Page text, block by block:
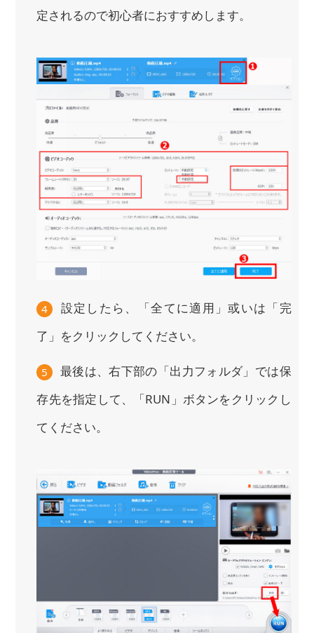
定されるので初心者におすすめします。
4
設定したら、「全てに適用」或いは「完
了」をクリックしてください。
5
最後は、右下部の「出力フォルダ」では保
存先を指定して、「RUN」ボタンをクリックし
てください。